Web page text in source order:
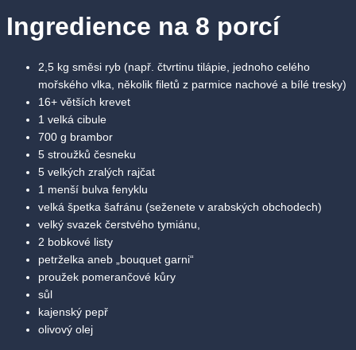
Ingredience na 8 porcí
2,5 kg směsi ryb (např. čtvrtinu tilápie, jednoho celého
mořského vlka, několik filetů z parmice nachové a bílé tresky)
16+ větších krevet
1 velká cibule
700 g brambor
5 stroužků česneku
5 velkých zralých rajčat
1 menší bulva fenyklu
velká špetka šafránu (seženete v arabských obchodech)
velký svazek čerstvého tymiánu,
2 bobkové listy
petrželka aneb „bouquet garni“
proužek pomerančové kůry
sůl
kajenský pepř
olivový olej